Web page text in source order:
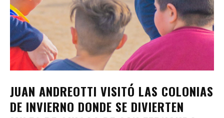
JUAN ANDREOTTI VISITÓ LAS COLONIAS
DE INVIERNO DONDE SE DIVIERTEN